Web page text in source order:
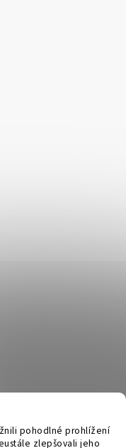
pohodlné prohlížení
zlepšovali jeho